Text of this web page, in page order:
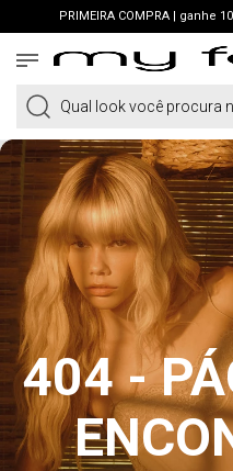
PRIMEIRA COMPRA | ganhe
PIX | 5% off no pix
Qual look você procura na
404 -